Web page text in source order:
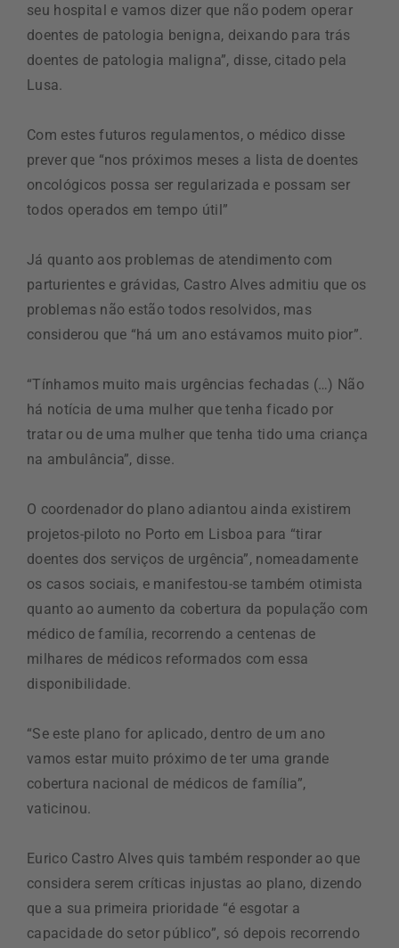
seu hospital e vamos dizer que não podem operar
doentes de patologia benigna, deixando para trás
doentes de patologia maligna”, disse, citado pela
Lusa.
Com estes futuros regulamentos, o médico disse
prever que “nos próximos meses a lista de doentes
oncológicos possa ser regularizada e possam ser
todos operados em tempo útil”
Já quanto aos problemas de atendimento com
parturientes e grávidas, Castro Alves admitiu que os
problemas não estão todos resolvidos, mas
considerou que “há um ano estávamos muito pior”.
“Tínhamos muito mais urgências fechadas (…) Não
há notícia de uma mulher que tenha ficado por
tratar ou de uma mulher que tenha tido uma criança
na ambulância”, disse.
O coordenador do plano adiantou ainda existirem
projetos-piloto no Porto em Lisboa para “tirar
doentes dos serviços de urgência”, nomeadamente
os casos sociais, e manifestou-se também otimista
quanto ao aumento da cobertura da população com
médico de família, recorrendo a centenas de
milhares de médicos reformados com essa
disponibilidade.
“Se este plano for aplicado, dentro de um ano
vamos estar muito próximo de ter uma grande
cobertura nacional de médicos de família”,
vaticinou.
Eurico Castro Alves quis também responder ao que
considera serem críticas injustas ao plano, dizendo
que a sua primeira prioridade “é esgotar a
capacidade do setor público”, só depois recorrendo